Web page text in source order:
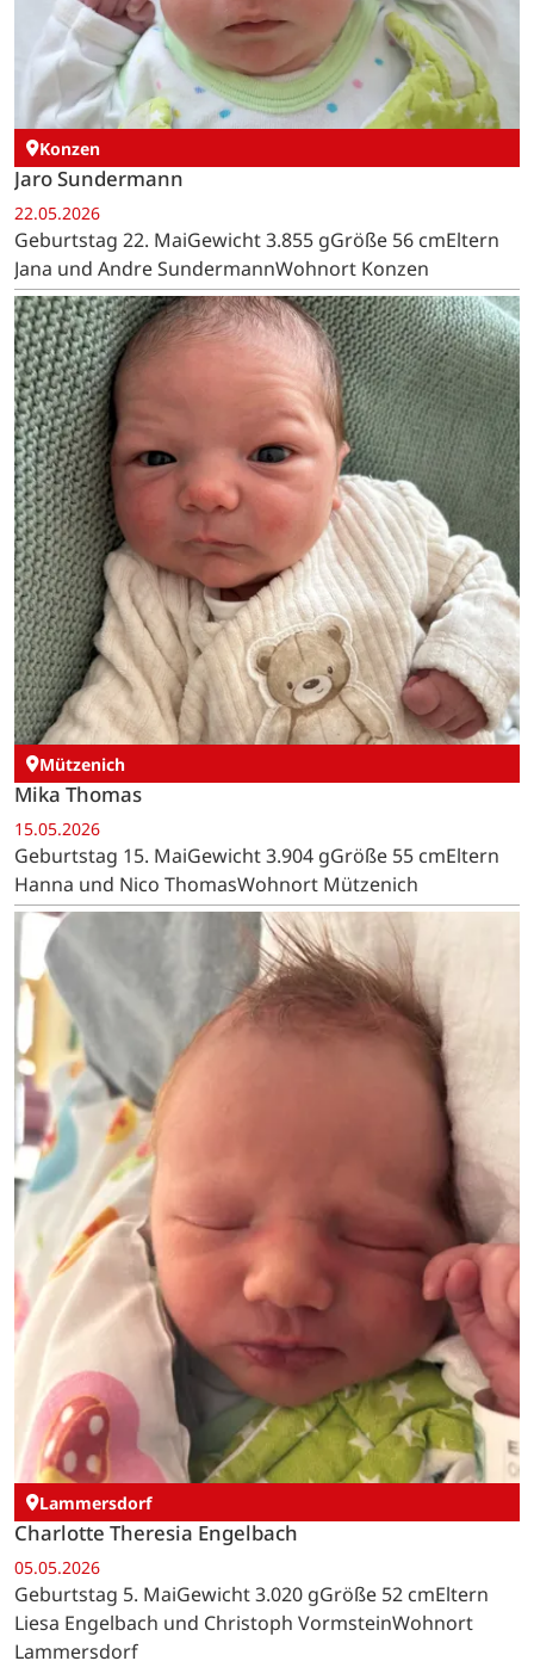
Konzen
Jaro Sundermann
22.05.2026
Geburtstag 22. MaiGewicht 3.855 gGröße 56 cmEltern
Jana und Andre SundermannWohnort Konzen
Mützenich
Mika Thomas
15.05.2026
Geburtstag 15. MaiGewicht 3.904 gGröße 55 cmEltern
Hanna und Nico ThomasWohnort Mützenich
Lammersdorf
Charlotte Theresia Engelbach
05.05.2026
Geburtstag 5. MaiGewicht 3.020 gGröße 52 cmEltern
Liesa Engelbach und Christoph VormsteinWohnort
Lammersdorf